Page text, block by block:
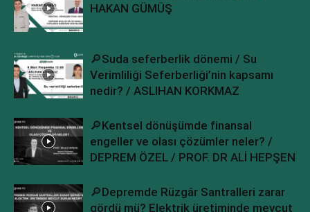
HAKAN GÜMÜŞ
🔎Suda seferberlik dönemi / Su
Verimliliği Seferberliği’nin kapsamı
nedir? / ASLIHAN KORKMAZ
🔎Kentsel dönüşümde finansal
engeller ve olası çözümler neler? /
DEPREM ÖZEL / PROF. DR ALİ HEPŞEN
🔎Depremde Rüzgâr Santralleri zarar
gördü mü? Elektrik üretiminde mevcut